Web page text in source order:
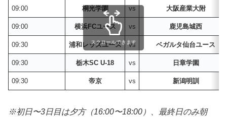
09:00 桐光学園 vs 大阪産業大附
09:00 横浜FCユース vs 鹿児島城西
09:30 浦和レッズユース vs ベガルタ仙台ユース
09:30 栃木SC U-18 vs 日章学園
09:30 帝京 vs 新潟明訓
スクロールできます
※初日〜3日目は夕方（16:00〜18:00）、最終日のみ朝